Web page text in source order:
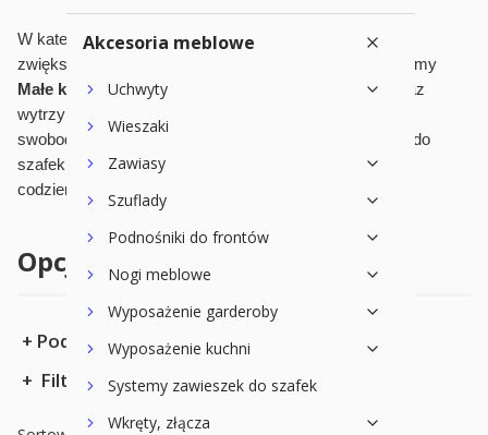
Akcesoria meblowe
Uchwyty
Wieszaki
Zawiasy
Szuflady
Podnośniki do frontów
Nogi meblowe
Wyposażenie garderoby
Wyposażenie kuchni
Systemy zawieszek do szafek
Wkręty, złącza
W kategoriiKółka do mebliznajdziesz rozwiązania
zwiększające mobilność i funkcjonalność mebli. Oferujemy
Małe kółka do mebli , idealne do lekkich konstrukcji, oraz
wytrzymałe
swobodne przemieszczanie. To doskonałe rozwiązanie do
szafek, regałów i mebli warsztatowych. Kółka ułatwiają
codzienne użytkowanie i aranżację przestrzeni.
Opcje przeglądania
Podkategorie
Filtry
Koniec filtrów